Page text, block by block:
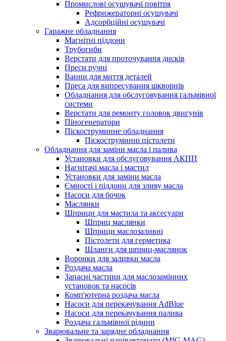
Промислові осушувачі повітря
Рефрижераторні осушувачі
Адсорбційні осушувачі
Гаражне обладнання
Магнітні піддони
Трубогиби
Верстати для проточування дисків
Преси ручні
Ванни для миття деталей
Преса для випресування шкворнів
Обладнання для обслуговування гальмівної
системи
Верстати для ремонту головок двигунів
Піногенератори
Піскоструминне обладнання
Піскоструминні пістолети
Обладнання для заміни масла і палива
Установки для обслуговування АКПП
Нагнітачі масла і мастил
Установки для заміни масла
Ємності і піддони для зливу масла
Насоси для бочок
Маслянки
Шприци для мастила та аксесуари
Шприц маслянки
Шприци маслозаливні
Пістолети для герметика
Шланги для шприц-маслянок
Воронки для заливки масла
Роздача масла
Запасні частини для маслозамінних
установок та насосів
Комп'ютерна роздача масла
Насоси для перекачування AdBlue
Насоси для перекачування палива
Роздача гальмівної рідини
Зварювальне та зарядне обладнання